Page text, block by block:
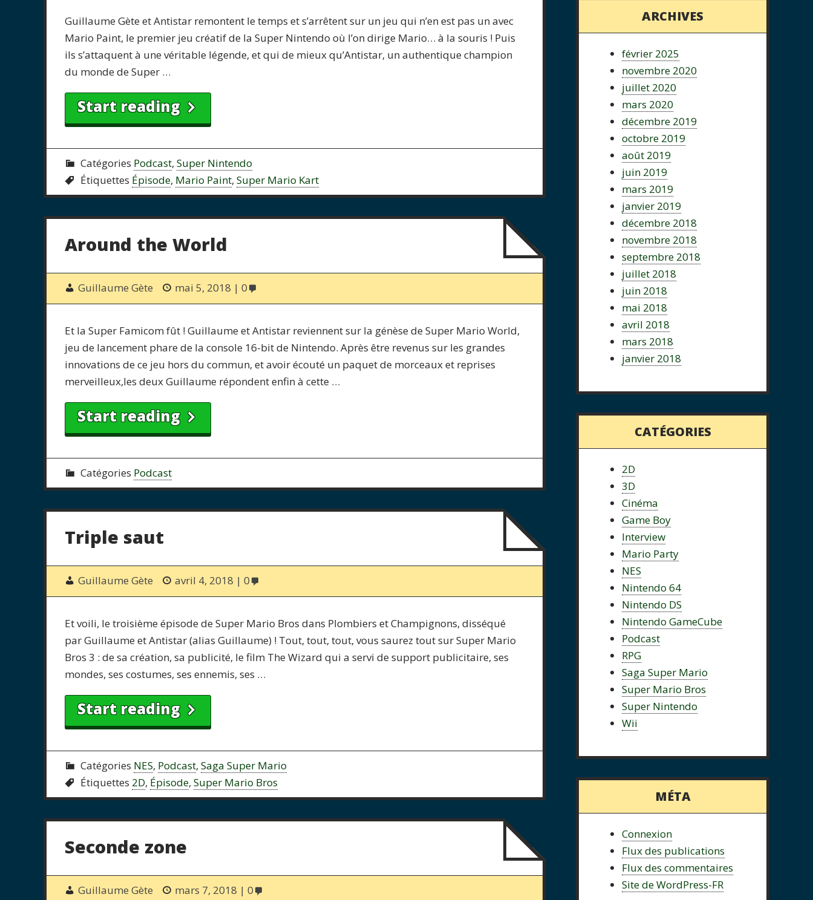
Guillaume Gète et Antistar remontent le temps et s’arrêtent sur un jeu qui n’en est pas un avec
Mario Paint, le premier jeu créatif de la Super Nintendo où l’on dirige Mario… à la souris ! Puis
ils s’attaquent à une véritable légende, et qui de mieux qu’Antistar, un authentique champion
du monde de Super …
Start reading
Catégories Podcast, Super Nintendo
Étiquettes Épisode, Mario Paint, Super Mario Kart
Around the World
Guillaume Gète mai 5, 2018 0
Et la Super Famicom fût ! Guillaume et Antistar reviennent sur la génèse de Super Mario World,
jeu de lancement phare de la console 16-bit de Nintendo. Après être revenus sur les grandes
innovations de ce jeu hors du commun, et avoir écouté un paquet de morceaux et reprises
merveilleux,les deux Guillaume répondent enfin à cette …
Start reading
Catégories Podcast
Triple saut
Guillaume Gète avril 4, 2018 0
Et voili, le troisième épisode de Super Mario Bros dans Plombiers et Champignons, disséqué
par Guillaume et Antistar (alias Guillaume) ! Tout, tout, tout, vous saurez tout sur Super Mario
Bros 3 : de sa création, sa publicité, le film The Wizard qui a servi de support publicitaire, ses
mondes, ses costumes, ses ennemis, ses …
Start reading
Catégories NES, Podcast, Saga Super Mario
Étiquettes 2D, Épisode, Super Mario Bros
Seconde zone
Guillaume Gète mars 7, 2018 0
ARCHIVES
février 2025
novembre 2020
juillet 2020
mars 2020
décembre 2019
octobre 2019
août 2019
juin 2019
mars 2019
janvier 2019
décembre 2018
novembre 2018
septembre 2018
juillet 2018
juin 2018
mai 2018
avril 2018
mars 2018
janvier 2018
CATÉGORIES
2D
3D
Cinéma
Game Boy
Interview
Mario Party
NES
Nintendo 64
Nintendo DS
Nintendo GameCube
Podcast
RPG
Saga Super Mario
Super Mario Bros
Super Nintendo
Wii
MÉTA
Connexion
Flux des publications
Flux des commentaires
Site de WordPress-FR